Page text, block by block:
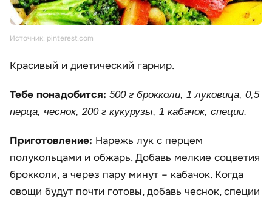
Источник: pinterest.com
Красивый и диетический гарнир.
Тебе понадобится: 500 г брокколи, 1 луковица, 0,5
перца, чеснок, 200 г кукурузы, 1 кабачок, специи.
Приготовление: Нарежь лук с перцем
полукольцами и обжарь. Добавь мелкие соцветия
брокколи, а через пару минут – кабачок. Когда
овощи будут почти готовы, добавь чеснок, специи